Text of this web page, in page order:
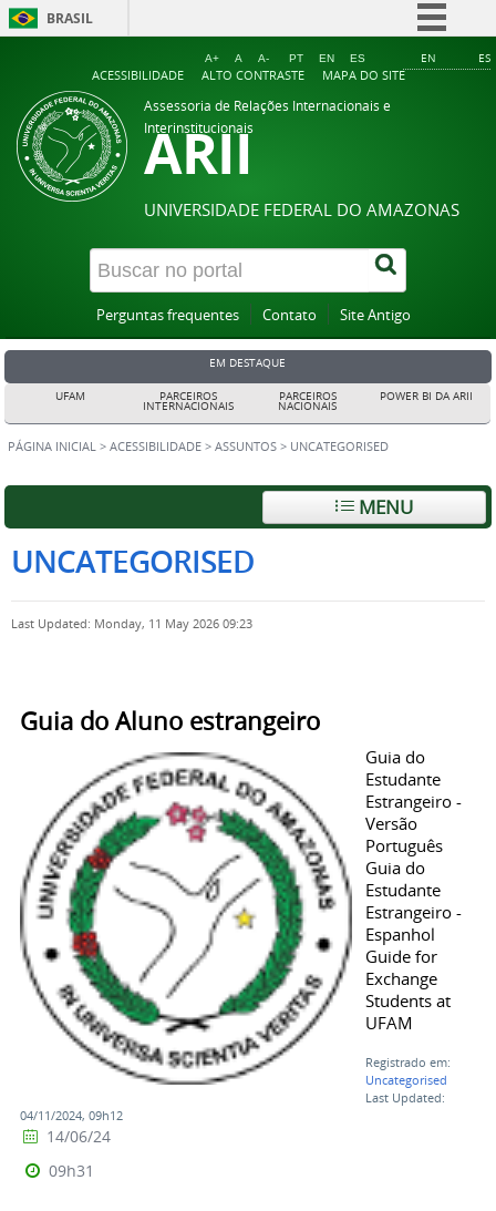
BRASIL
Simplifique!
EN ES
ACESSIBILIDADE ALTO CONTRASTE MAPA DO SITE
A+ A A- PT EN ES
Assessoria de Relações Internacionais e
Interinstitucionais
ARII
UNIVERSIDADE FEDERAL DO AMAZONAS
Perguntas frequentes Contato Site Antigo
EM DESTAQUE
UFAM PARCEIROS
INTERNACIONAIS
PARCEIROS
NACIONAIS
POWER BI DA ARII
PÁGINA INICIAL > ACESSIBILIDADE > ASSUNTOS > UNCATEGORISED
MENU
UNCATEGORISED
Last Updated: Monday, 11 May 2026 09:23
Guia do Aluno estrangeiro
Guia do
Estudante
Estrangeiro -
Versão
Português
Guia do
Estudante
Estrangeiro -
Espanhol
Guide for
Exchange
Students at
UFAM
Registrado em:
Uncategorised
Last Updated:
04/11/2024, 09h12
14/06/24
09h31